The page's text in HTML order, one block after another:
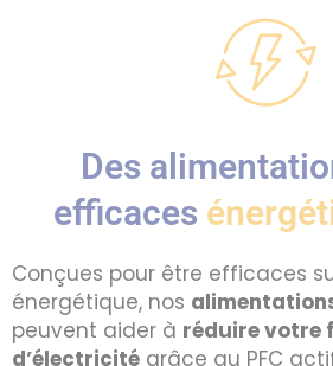
Des
efficaces
Conçues pour être efficaces
énergétique, nos
peuvent aider à réduire votre
d’électricité grâce au PFC